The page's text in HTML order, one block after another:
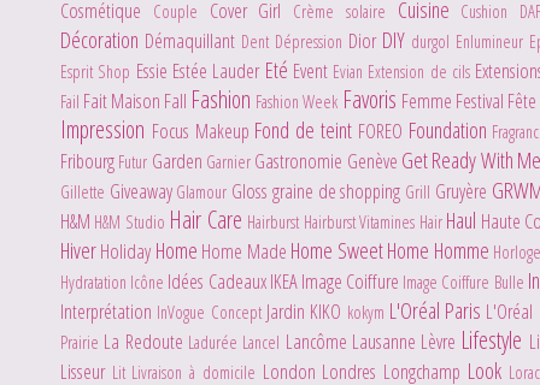
Cosmétique Couple Cover Girl Crème solaire Cuisine Cushion
Décoration Démaquillant Dent Dépression Dior DIY durgol Enlumineur
Esprit Shop Essie Estée Lauder Eté Event Evian Extension de cils
Fail Fait Maison Fall Fashion Fashion Week Favoris Femme Festival
Impression Focus Makeup Fond de teint FOREO Foundation
Fribourg Futur Garden Garnier Gastronomie Genève Get Ready With
Gillette Giveaway Glamour Gloss graine de shopping Grill Gruyère
H&M H&M Studio Hair Care Hairburst Hairburst Vitamines Hair Haul Haute
HiverHoliday Home Home Made Home Sweet Home Homme
Hydratation Icône Idées CadeauxIKEAImage Coiffure Image Coiffure Bulle
Interprétation InVogue Concept Jardin KIKO kokym L'Oréal Paris
Prairie La Redoute Ladurée Lancel Lancôme Lausanne Lèvre Lifestyle
Lisseur Lit Livraison à domicile London Londres Longchamp Look